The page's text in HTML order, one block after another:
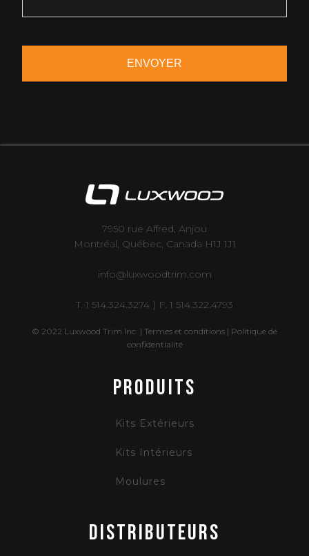
7950 rue Alfred, Anjou
Montréal, Québec, Canada H1J 1J1
info@luxwoodtrim.com
T. 1 514.324.3274 | F. 1 514.322.4793
© 2022 Luxwood Trim Inc. | Termes et conditions | Politique de
confidentialité
PRODUITS
Kits Extérieurs
Kits Intérieurs
Moulures
Distributeurs